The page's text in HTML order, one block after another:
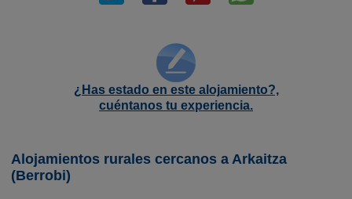
¿Has estado en este alojamiento?,
cuéntanos tu experiencia.
Alojamientos rurales cercanos a Arkaitza
(Berrobi)